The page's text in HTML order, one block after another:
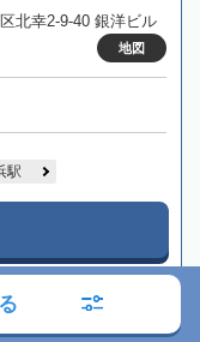
北幸2-9-40 銀洋ビル
地図
駅